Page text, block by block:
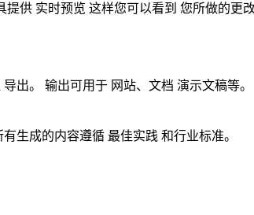
供 实时预览 这样您可以看到 您所做的更改
出。 输出可用于 网站、文档 演示文稿等。
生成的内容遵循 最佳实践 和行业标准。